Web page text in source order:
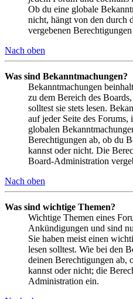
Ob du eine globale
nicht, hängt von den durch
vergebenen Berechtigungen
Nach oben
Was sind Bekanntmachungen?
Bekanntmachungen
zu dem Bereich des
solltest sie stets lesen.
auf jeder Seite des
globalen
Berechtigungen ab, ob du
kannst oder nicht. Die
Board-Administration
Nach oben
Was sind wichtige Themen?
Wichtige Themen eines
Ankündigungen und sind
Sie haben meist einen
lesen solltest. Wie bei den
deinen Berechtigungen ab,
kannst oder nicht; die
Administration ein.